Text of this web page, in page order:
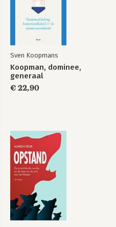
Sven Koopmans
Koopman, dominee,
generaal
€ 22,90